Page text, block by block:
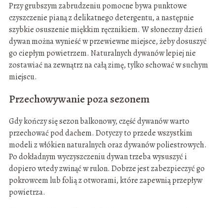
Przy grubszym zabrudzeniu pomocne bywa punktowe
czyszczenie pianą z delikatnego detergentu, a następnie
szybkie osuszenie miękkim ręcznikiem. W słoneczny dzień
dywan można wynieść w przewiewne miejsce, żeby dosuszyć
go ciepłym powietrzem. Naturalnych dywanów lepiej nie
zostawiać na zewnątrz na całą zimę, tylko schować w suchym
miejscu.
Przechowywanie poza sezonem
Gdy kończy się sezon balkonowy, część dywanów warto
przechować pod dachem. Dotyczy to przede wszystkim
modeli z włókien naturalnych oraz dywanów poliestrowych.
Po dokładnym wyczyszczeniu dywan trzeba wysuszyć i
dopiero wtedy zwinąć w rulon. Dobrze jest zabezpieczyć go
pokrowcem lub folią z otworami, które zapewnią przepływ
powietrza.